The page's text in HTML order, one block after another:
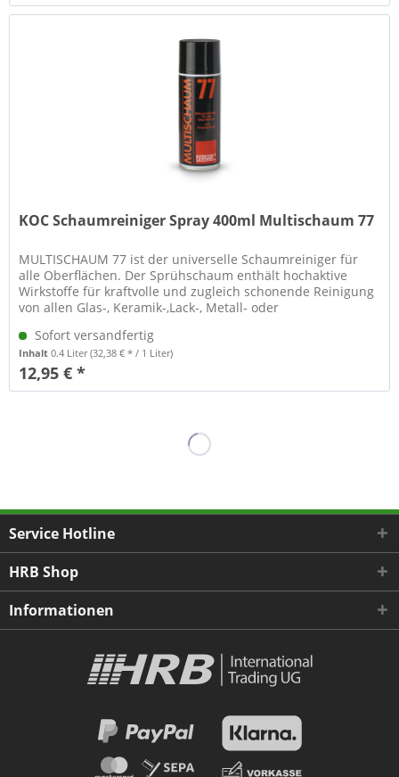
KOC Schaumreiniger Spray 400ml Multischaum 77
MULTISCHAUM 77 ist der universelle Schaumreiniger für
alle Oberflächen. Der Sprühschaum enthält hochaktive
Wirkstoffe für kraftvolle und zugleich schonende Reinigung
von allen Glas-, Keramik-,Lack-, Metall- oder
Sofort versandfertig
Inhalt0.4 Liter(32,38 € * / 1 Liter)
12,95 € *
Service Hotline
HRB Shop
Informationen